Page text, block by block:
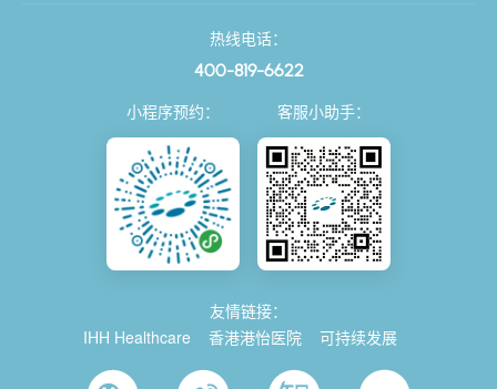
热线电话：
400-819-6622
小程序预约： 客服小助手：
友情链接：
IHH Healthcare
香港港怡医院 可持续发展